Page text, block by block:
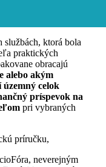
službách, ktorá bola
praktických
obracajú
alebo akým
územný celok
príspevok na
pri vybraných
príručku,
neverejným